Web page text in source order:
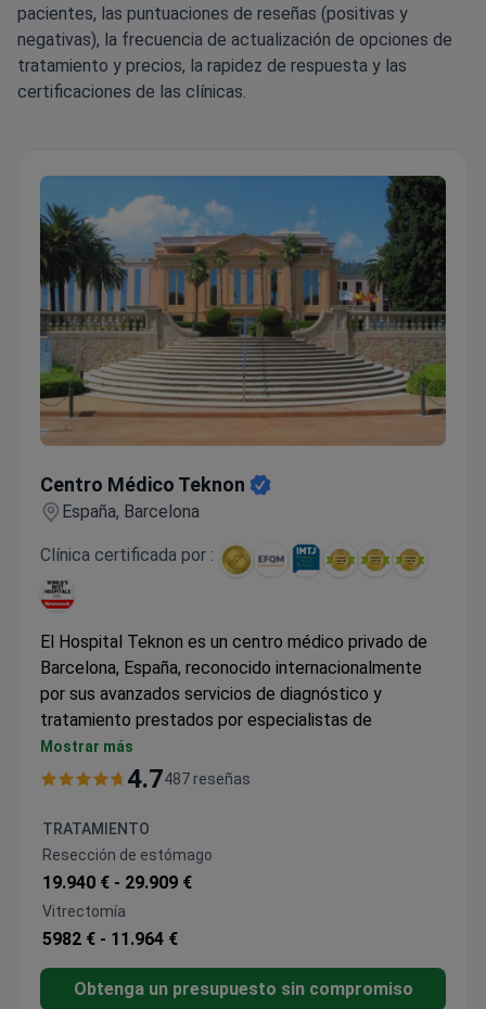
pacientes, las puntuaciones de reseñas (positivas y
negativas), la frecuencia de actualización de opciones de
tratamiento y precios, la rapidez de respuesta y las
certificaciones de las clínicas.
Centro Médico Teknon
España, Barcelona
Clínica certificada por :
El Hospital Teknon es un centro médico privado de
Barcelona, España, reconocido internacionalmente
por sus avanzados servicios de diagnóstico y
tratamiento prestados por especialistas de
renombre.
El hospital está especializado en epileptología,
avanzada con células madre para la recuperación de
traumatismos. Cuenta con múltiples acreditaciones
de la JCI y ha recibido numerosos premios a la
excelencia en turismo médico, sobre todo en
oncología, cirugía cardiaca, neurocirugía y
El Hospital Teknon es la opción preferida de
Mostrar más
4.7487 reseñas
TRATAMIENTO
Resección de estómago
19.940 € - 29.909 €
Vitrectomía
5982 € - 11.964 €
Obtenga un presupuesto sin compromiso